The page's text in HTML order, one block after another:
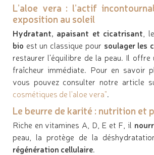
L’aloe vera : l’actif
exposition au soleil
Hydratant, apaisant et cicatrisant , le
bio est un classique pour soulager les
restaurer l’équilibre de la peau. Il offre
fraîcheur immédiate. Pour en savoir
vous pouvez consulter notre article
cosmétiques de l'aloe vera".
Le beurre de karité : nutrition et
Riche en vitamines A, D, E et F, il
peau, la protège de la
régénération cellulaire.